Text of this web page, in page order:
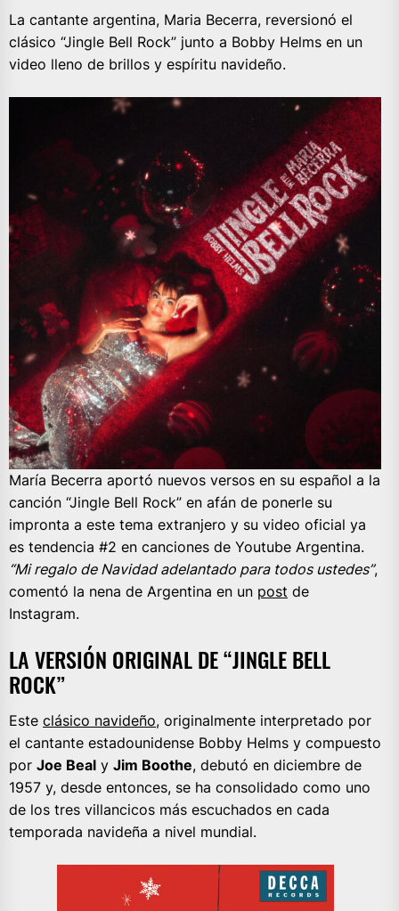
La cantante argentina, Maria Becerra, reversionó el
clásico “Jingle Bell Rock” junto a Bobby Helms en un
video lleno de brillos y espíritu navideño.
María Becerra aportó nuevos versos en su español a la
canción “Jingle Bell Rock” en afán de ponerle su
impronta a este tema extranjero y su video oficial ya
es tendencia #2 en canciones de Youtube Argentina.
“Mi regalo de Navidad adelantado para todos ustedes”,
comentó la nena de Argentina en un post de
Instagram.
LA VERSIÓN ORIGINAL DE “JINGLE BELL
ROCK”
Este clásico navideño, originalmente interpretado por
el cantante estadounidense Bobby Helms y compuesto
por Joe Beal y Jim Boothe, debutó en diciembre de
1957 y, desde entonces, se ha consolidado como uno
de los tres villancicos más escuchados en cada
temporada navideña a nivel mundial.